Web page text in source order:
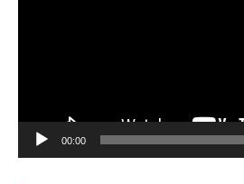
00:00